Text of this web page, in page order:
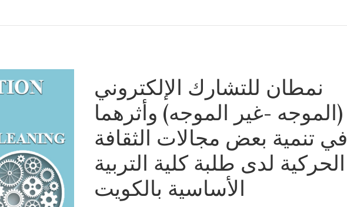
نمطان للتشارك الإلكتروني
(الموجه -غير الموجه) وأثرهما
في تنمية بعض مجالات الثقافة
الحركية لدى طلبة كلية التربية
الأساسية بالكويت